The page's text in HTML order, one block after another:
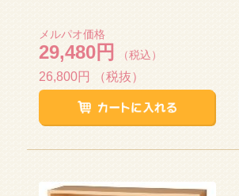
メルパオ価格
29,480円 （税込）
26,800円 （税抜）